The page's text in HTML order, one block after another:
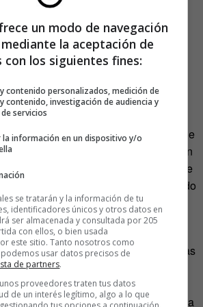
Cassinello destaca la importancia de
poder sacar partido a una serie en
de internet. «El equipo responsable de
con 3 personas procedentes del mundo
y los medios sociales:
RizziyCarolina del Puerto«.
de la inspiración de algunas de las
específicamente para web como
vídeos de Mundoficción. Cassinello
muchas puertas. «Pero la verdadera
un modo de navegación
la aceptación de
con los siguientes fines:
contenido personalizados, medición de
contenido, investigación de audiencia y
servicios
la información en un dispositivo y/o
se tratarán y la información de tu
identificadores únicos y otros datos en
ser almacenada y consultada por 205
con ellos, o bien usada
este sitio. Tanto nosotros como
usar datos precisos de
de partners.
proveedores traten tus datos
de un interés legítimo, algo a lo que